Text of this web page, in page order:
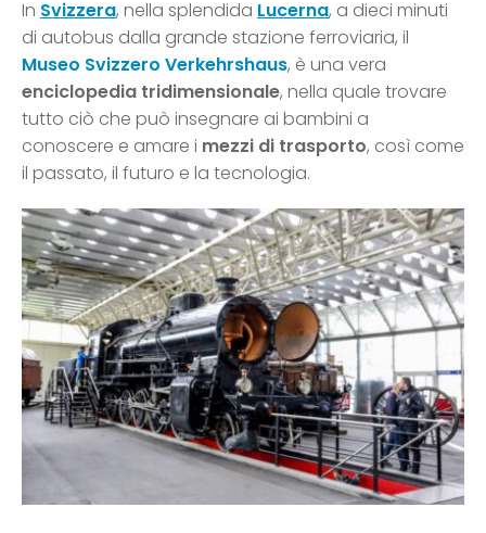
In Svizzera, nella splendida Lucerna, a dieci minuti
di autobus dalla grande stazione ferroviaria, il
Museo Svizzero Verkehrshaus, è una vera
enciclopedia tridimensionale, nella quale trovare
tutto ciò che può insegnare ai bambini a
conoscere e amare i mezzi di trasporto, così come
il passato, il futuro e la tecnologia.